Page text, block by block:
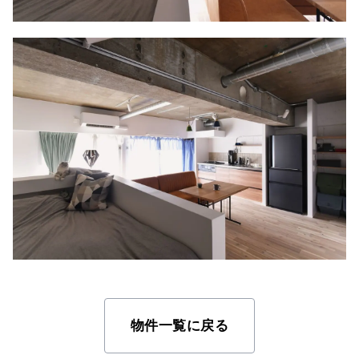
物件一覧に戻る